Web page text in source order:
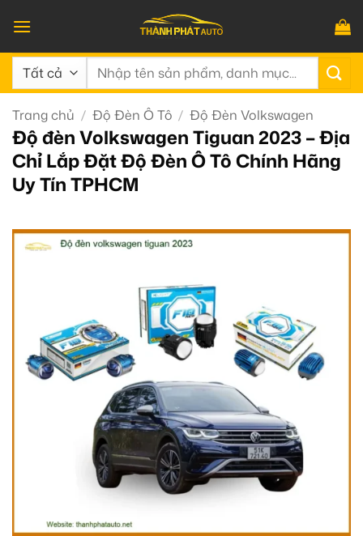
qua
nội
dung
Tìm
Trang chủ / Độ Đèn Ô Tô / Độ Đèn Volkswagen
Độ đèn Volkswagen Tiguan 2023 – Địa
Chỉ Lắp Đặt Độ Đèn Ô Tô Chính Hãng
Uy Tín TPHCM